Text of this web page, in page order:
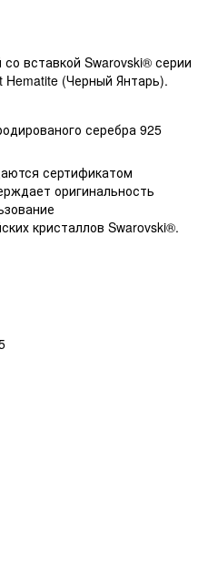
вставкой Swarovski® серии
Hematite (Черный Янтарь).
серебра 925
сертификатом
оригинальность
кристаллов Swarovski®.